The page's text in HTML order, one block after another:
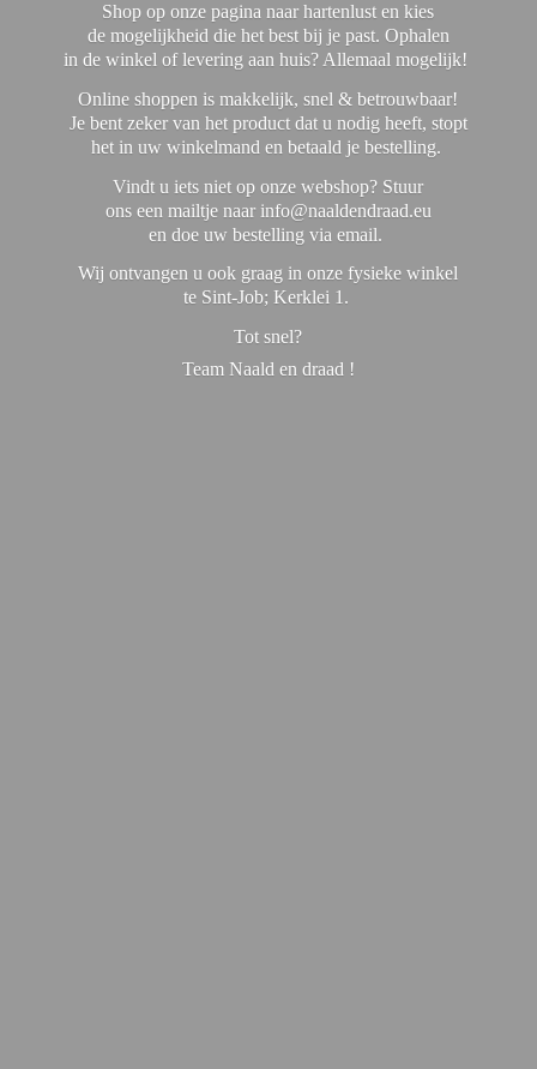
Shop op onze pagina naar hartenlust en kies
de mogelijkheid die het best bij je past. Ophalen
in de winkel of levering aan huis? Allemaal mogelijk!
Online shoppen is makkelijk, snel & betrouwbaar!
Je bent zeker van het product dat u nodig heeft, stopt
het in uw winkelmand en betaald je bestelling.
Vindt u iets niet op onze webshop? Stuur
ons een mailtje naar info@naaldendraad.eu
en doe uw bestelling via email.
Wij ontvangen u ook graag in onze fysieke winkel
te Sint-Job; Kerklei 1.
Tot snel?
Team Naald en draad !